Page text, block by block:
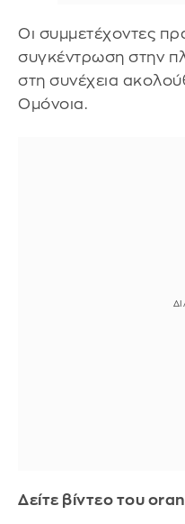
Οι συμμετέχοντες
συγκέντρωση στην
στη συνέχεια
Ομόνοια.
Δείτε βίντεο του